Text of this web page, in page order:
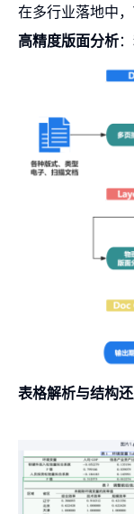
在多行业落地中
高精度版面分析
表格解析与结构